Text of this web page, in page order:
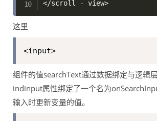
这里
<input>
组件的值searchText通过数据绑定与逻辑
indinput属性绑定了一个名为
输入时更新变量的值。